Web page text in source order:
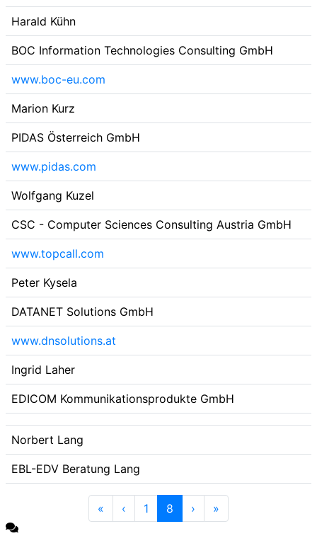
Harald Kühn
BOC Information Technologies Consulting GmbH
www.boc-eu.com
Marion Kurz
PIDAS Österreich GmbH
www.pidas.com
Wolfgang Kuzel
CSC - Computer Sciences Consulting Austria GmbH
www.topcall.com
Peter Kysela
DATANET Solutions GmbH
www.dnsolutions.at
Ingrid Laher
EDICOM Kommunikationsprodukte GmbH
Norbert Lang
EBL-EDV Beratung Lang
« ‹ 1 8 › »